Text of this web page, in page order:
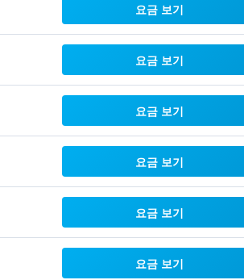
요금 보기
요금 보기
요금 보기
요금 보기
요금 보기
요금 보기